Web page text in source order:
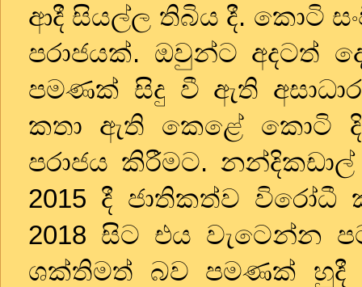
ආදී සියල්ල තිබිය දී. කොටි
පරාජයක්. ඔවුන්ට අදටත්
පමණක් සිදු වී ඇති
කතා ඇති කෙළේ කොටි
පරාජය කිරීමට. නන්දිකඩාල්
2015 දී ජාතිකත්ව විරෝධී
2018 සිට එය වැටෙන්න
ශක්තිමත් බව පමණක් හුදී